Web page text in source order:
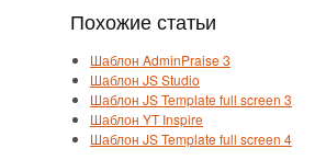
Похожие статьи
Шаблон AdminPraise 3
Шаблон JS Studio
Шаблон JS Template full screen 3
Шаблон YT Inspire
Шаблон JS Template full screen 4